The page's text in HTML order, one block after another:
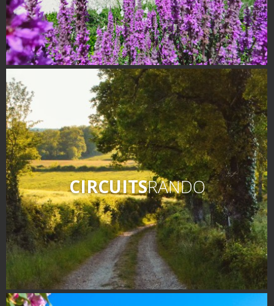
CIRCUITSRANDO